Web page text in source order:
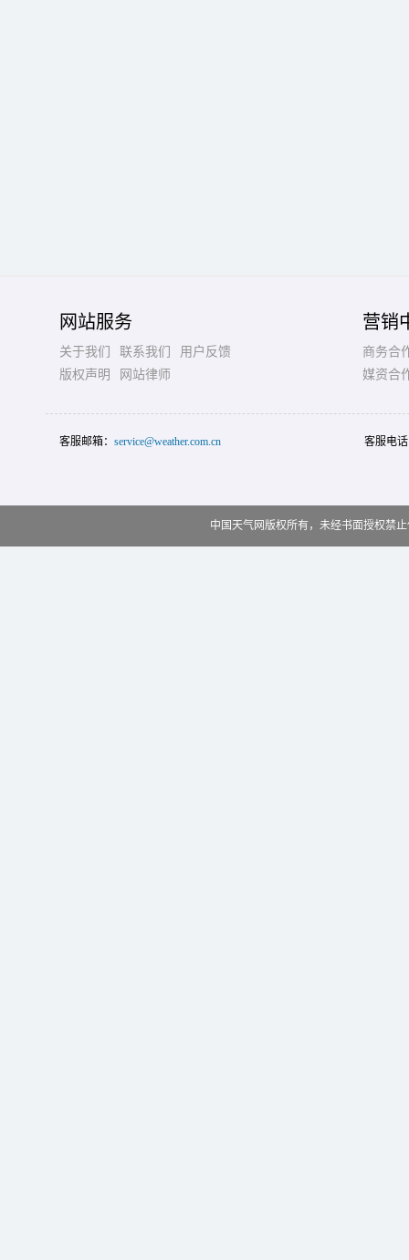
网站服务
关于我们 联系我们
用户反馈
版权声明
网站律师
营销
商务合
媒资合
客服邮箱： service@weather.com.cn 客服电
中国天气网版权所有，未经书面授权